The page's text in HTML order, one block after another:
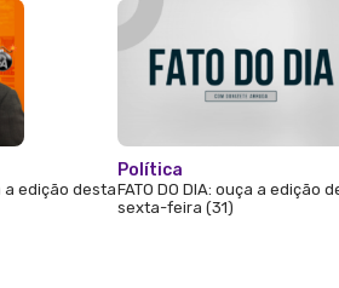
a edição desta
Política
FATO DO DIA: ouça a edição
sexta-feira (31)